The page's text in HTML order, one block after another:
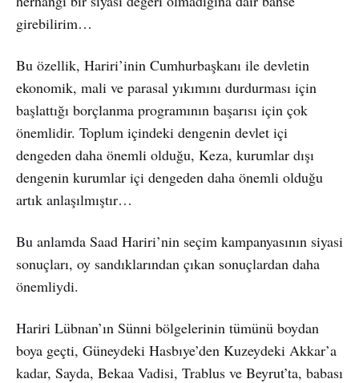
girebilirim…
Bu özellik, Hariri’inin Cumhurbaşkanı ile devletin
ekonomik, mali ve parasal yıkımını durdurması için
başlattığı borçlanma programının başarısı için çok
önemlidir. Toplum içindeki dengenin devlet içi
dengeden daha önemli olduğu, Keza, kurumlar dışı
dengenin kurumlar içi dengeden daha önemli olduğu
artık anlaşılmıştır…
Bu anlamda Saad Hariri’nin seçim kampanyasının siyasi
sonuçları, oy sandıklarından çıkan sonuçlardan daha
önemliydi.
Hariri Lübnan’ın Sünni bölgelerinin tümünü boydan
boya geçti, Güneydeki Hasbıye’den Kuzeydeki Akkar’a
kadar, Sayda, Bekaa Vadisi, Trablus ve Beyrut’ta, babası